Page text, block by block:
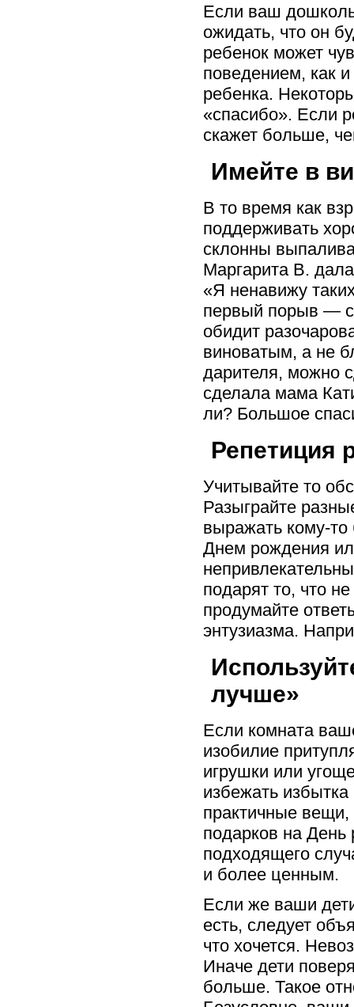
Если ваш
ожидать, что он
ребенок может
поведением, как
ребенка.
«спасибо». Если
скажет больше,
Имейте в
В то время как
поддерживать
склонны
Маргарита В.
«Я ненавижу
первый порыв —
обидит
виноватым, а не
дарителя, можно
сделала мама
ли? Большое
Репетиция
Учитывайте то
Разыграйте
выражать кому-то
Днем рождения
подарят то, что
продумайте
энтузиазма.
лучше»
Если комната
изобилие
игрушки или
избежать
практичные
подарков на
подходящего
и более ценным.
Если же ваши
есть, следует
что хочется.
Иначе дети
больше. Такое